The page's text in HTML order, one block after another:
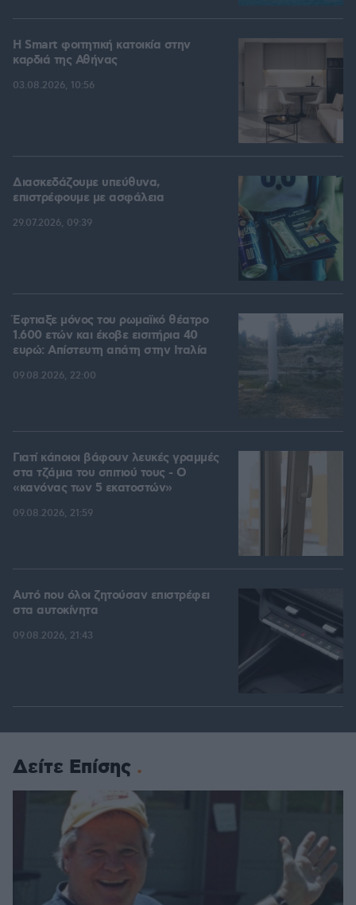
Η Smart φοιτητική κατοικία στην
καρδιά της Αθήνας
03.08.2026, 10:56
Διασκεδάζουμε υπεύθυνα,
επιστρέφουμε με ασφάλεια
29.07.2026, 09:39
Έφτιαξε μόνος του ρωμαϊκό θέατρο
1.600 ετών και έκοβε εισιτήρια 40
ευρώ: Απίστευτη απάτη στην Ιταλία
09.08.2026, 22:00
Γιατί κάποιοι βάφουν λευκές γραμμές
στα τζάμια του σπιτιού τους - Ο
«κανόνας των 5 εκατοστών»
09.08.2026, 21:59
Αυτό που όλοι ζητούσαν επιστρέφει
στα αυτοκίνητα
09.08.2026, 21:43
Δείτε Επίσης